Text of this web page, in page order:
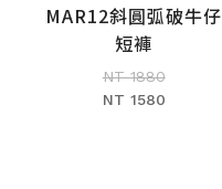
加入購物車
MAR12斜圓弧破牛仔
短褲
NT 1880
NT 1580